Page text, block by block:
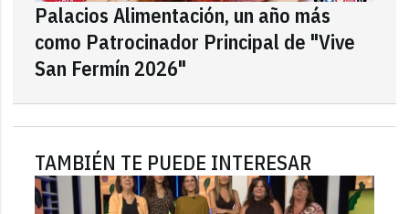
Palacios Alimentación, un año más
como Patrocinador Principal de "Vive
San Fermín 2026"
TAMBIÉN TE PUEDE INTERESAR